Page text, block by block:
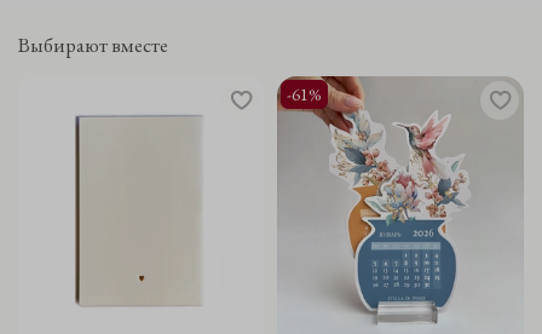
Выбирают вместе
-61%